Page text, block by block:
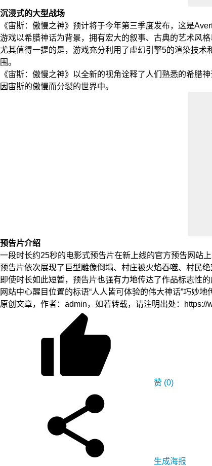
沉浸式的大型战场
《宙斯：傲慢之神》预计将于今年第三季度发布，这是
游戏以希腊神话为背景，拥有宏大的叙事、古典的艺术风格
尤其值得一提的是，游戏充分利用了虚幻引擎5的渲染技
围。
《宙斯：傲慢之神》以全新的视角诠释了人们熟悉的希腊
因宙斯的傲慢而分裂的世界中。
预告片介绍
一段时长约25秒的电影式预告片在新上线的官方预告网站上
预告片依次展现了巨型雕像倒塌、村庄被火焰吞噬、村民
即使时长如此短暂，预告片也强有力地传达了作品标志性
网站中心醒目位置的标语“人人皆可体验的伟大神话”巧妙
原创文章，作者：admin，如若转载，请注明出处：https://
赞 (0)
生成海报